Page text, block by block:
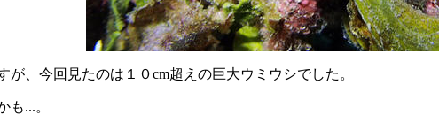
、今回見たのは１０cm超えの巨大ウミウシでした。
...。